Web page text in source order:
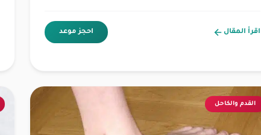
اقرأ المقال احجز موعد
القدم والكاحل